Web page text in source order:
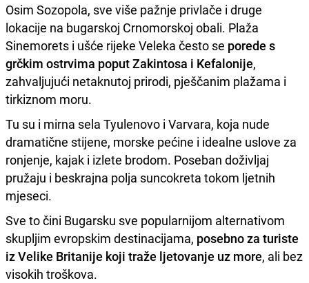
Osim Sozopola, sve više pažnje privlače i druge
lokacije na bugarskoj Crnomorskoj obali. Plaža
Sinemorets i ušće rijeke Veleka često se porede s
grčkim ostrvima poputZakintosa i Kefalonije,
zahvaljujući netaknutoj prirodi, pješčanim plažama i
tirkiznom moru.
Tu su i mirna sela Tyulenovo i Varvara, koja nude
dramatične stijene, morske pećine i idealne uslove za
ronjenje, kajak i izlete brodom. Poseban doživljaj
pružaju i beskrajna polja suncokreta tokom ljetnih
mjeseci.
Sve to čini Bugarsku sve popularnijom alternativom
skupljim evropskim destinacijama, posebno za turiste
iz Velike Britanije koji traže ljetovanje uz more, ali bez
visokih troškova.